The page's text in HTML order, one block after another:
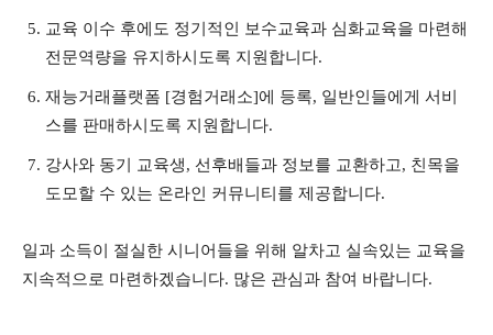
교육 이수 후에도 정기적인 보수교육과 심화교육을 마련해
전문역량을 유지하시도록 지원합니다.
재능거래플랫폼 [경험거래소]에 등록, 일반인들에게 서비
스를 판매하시도록 지원합니다.
강사와 동기 교육생, 선후배들과 정보를 교환하고, 친목을
도모할 수 있는 온라인 커뮤니티를 제공합니다.
일과 소득이 절실한 시니어들을 위해 알차고 실속있는 교육을
지속적으로 마련하겠습니다. 많은 관심과 참여 바랍니다.